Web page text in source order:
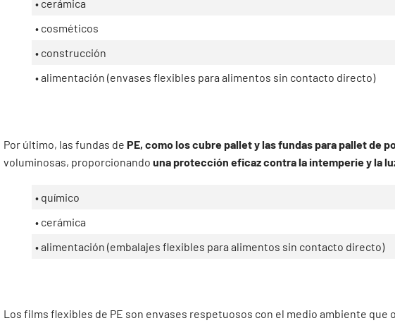
• cerámica
• cosméticos
• construcción
• alimentación (envases flexibles para alimentos sin contacto directo)
Por último, las fundas de PE, como los cubre pallet y las fundas para pallet de
voluminosas, proporcionando una protección eficaz contra la intemperie y la
• químico
• cerámica
• alimentación (embalajes flexibles para alimentos sin contacto directo)
Los films flexibles de PE son envases respetuosos con el medio ambiente que